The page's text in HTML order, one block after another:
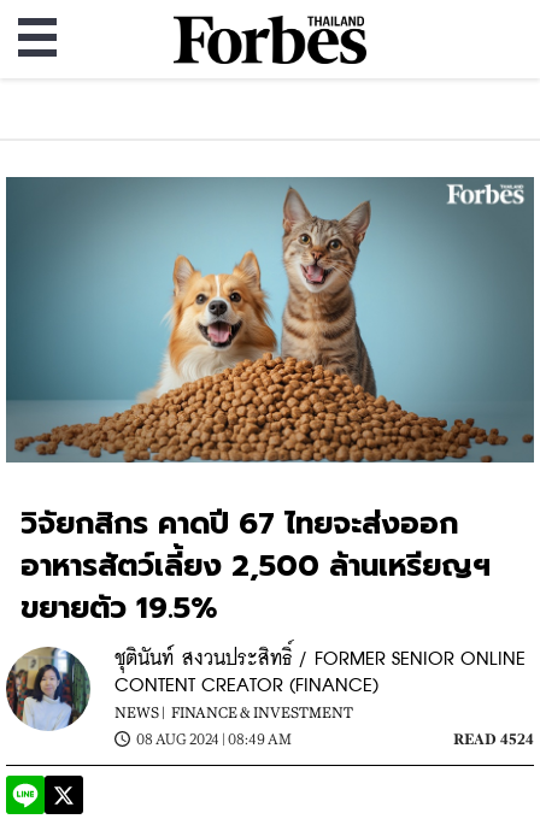
วิจัยกสิกร คาดปี 67 ไทยจะส่งออก
อาหารสัตว์เลี้ยง 2,500 ล้านเหรียญฯ
ขยายตัว 19.5%
ชุตินันท์ สงวนประสิทธิ์ / FORMER SENIOR ONLINE
CONTENT CREATOR (FINANCE)
NEWS | FINANCE & INVESTMENT
08 AUG 2024 | 08:49 AM
READ 4524